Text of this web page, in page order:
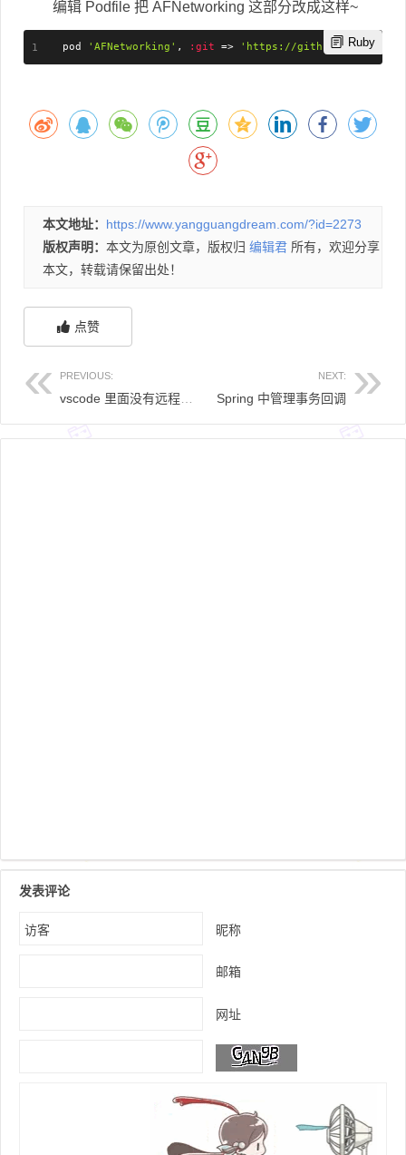
编辑 Podfile 把 AFNetworking 这部分改成这样~
Ruby
pod 'AFNetworking' , :git => 'https://github.com/
本文地址： https://www.yangguangdream.com/?id=2273
版权声明： 本文为原创文章，版权归 编辑君 所有，欢迎分享
本文，转载请保留出处！
点赞
PREVIOUS: NEXT:
Spring 中管理事务回调
发表评论
昵称
邮箱
网址